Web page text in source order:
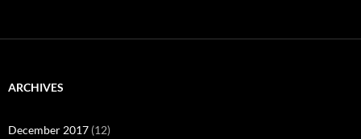
ARCHIVES
December 2017 (12)